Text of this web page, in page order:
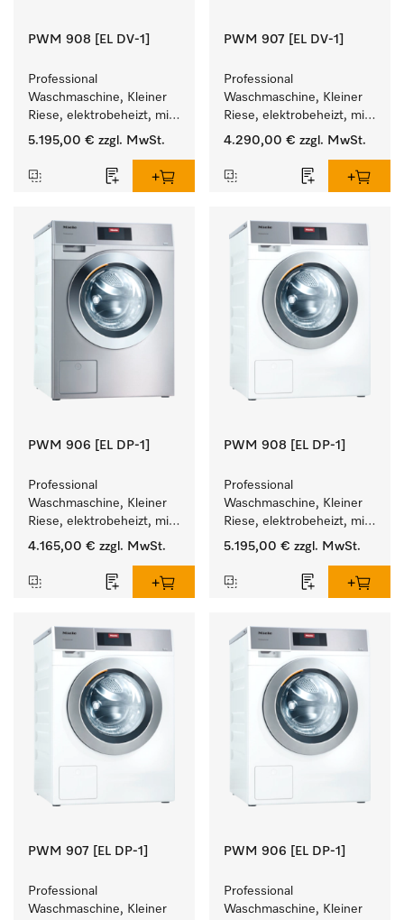
PWM 908 [EL DV-1]
Professional
Waschmaschine, Kleiner
Riese, elektrobeheizt, mit
Ablaufventil und
Programmen.
Leistung 8 kg  in 49 min .
5.195,00 € zzgl. MwSt.
PWM 907 [EL DV-1]
Professional
Waschmaschine, Kleiner
Riese, elektrobeheizt, mit
Ablaufventil und
Programmen.
Leistung 7 kg  in 49 min .
4.290,00 € zzgl. MwSt.
PWM 906 [EL DP-1]
Professional
Waschmaschine, Kleiner
Riese, elektrobeheizt, mit
Ablaufpumpe und
Programmen.
Leistung 6 kg  in 49 min .
4.165,00 € zzgl. MwSt.
PWM 908 [EL DP-1]
Professional
Waschmaschine, Kleiner
Riese, elektrobeheizt, mit
Ablaufpumpe und
Programmen.
Leistung 8 kg  in 49 min .
5.195,00 € zzgl. MwSt.
PWM 907 [EL DP-1]
Professional
Waschmaschine, Kleiner
PWM 906 [EL DP-1]
Professional
Waschmaschine, Kleiner